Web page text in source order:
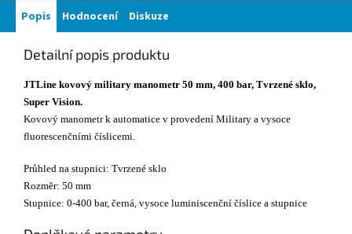
Popis Hodnocení Diskuze
Detailní popis produktu
JTLine kovový military manometr 50 mm, 400 bar, Tvrzené sklo,
Super Vision.
Kovový manometr k automatice v provedení Military a vysoce
fluorescenčními číslicemi.
Průhled na stupnici: Tvrzené sklo
Rozměr: 50 mm
Stupnice: 0-400 bar, černá, vysoce luminiscenční číslice a stupnice